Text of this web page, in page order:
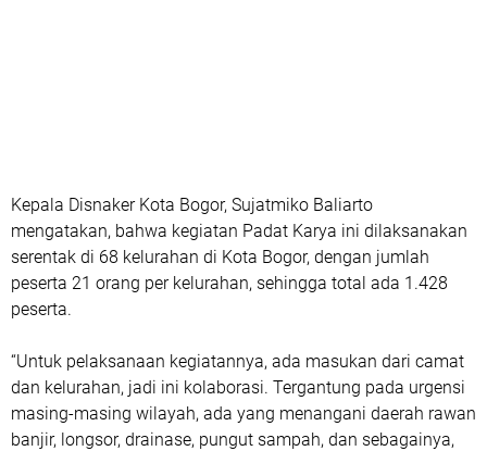
Kepala Disnaker Kota Bogor, Sujatmiko Baliarto
mengatakan, bahwa kegiatan Padat Karya ini dilaksanakan
serentak di 68 kelurahan di Kota Bogor, dengan jumlah
peserta 21 orang per kelurahan, sehingga total ada 1.428
peserta.
“Untuk pelaksanaan kegiatannya, ada masukan dari camat
dan kelurahan, jadi ini kolaborasi. Tergantung pada urgensi
masing-masing wilayah, ada yang menangani daerah rawan
banjir, longsor, drainase, pungut sampah, dan sebagainya,